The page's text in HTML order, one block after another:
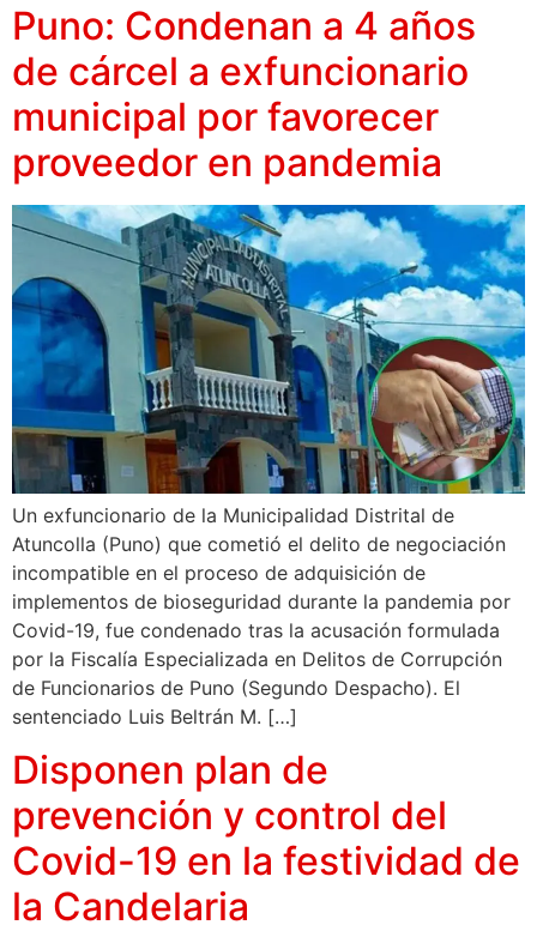
Puno: Condenan a 4 años
de cárcel a exfuncionario
municipal por favorecer
proveedor en pandemia
Un exfuncionario de la Municipalidad Distrital de
Atuncolla (Puno) que cometió el delito de negociación
incompatible en el proceso de adquisición de
implementos de bioseguridad durante la pandemia por
Covid-19, fue condenado tras la acusación formulada
por la Fiscalía Especializada en Delitos de Corrupción
de Funcionarios de Puno (Segundo Despacho). El
sentenciado Luis Beltrán M. […]
Disponen plan de
prevención y control del
Covid-19 en la festividad de
la Candelaria